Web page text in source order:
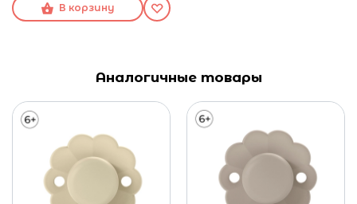
В корзину
Аналогичные товары